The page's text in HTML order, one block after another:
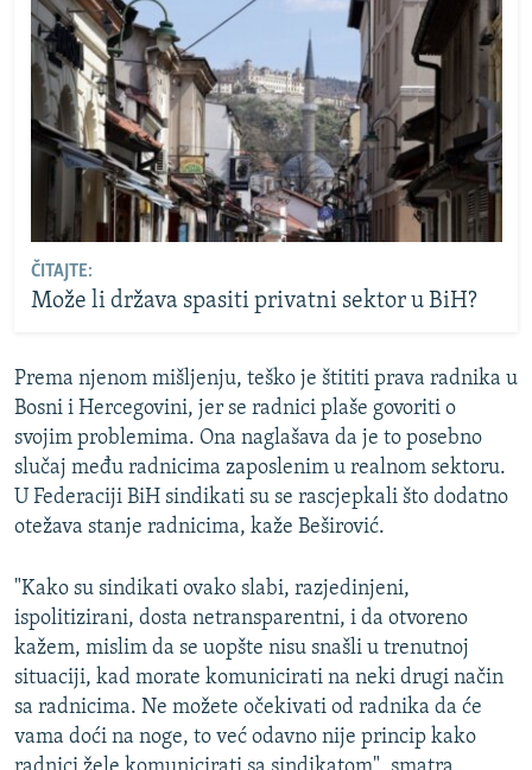
ČITAJTE:
Može li država spasiti privatni sektor u BiH?
Prema njenom mišljenju, teško je štititi prava radnika u
Bosni i Hercegovini, jer se radnici plaše govoriti o
svojim problemima. Ona naglašava da je to posebno
slučaj među radnicima zaposlenim u realnom sektoru.
U Federaciji BiH sindikati su se rascjepkali što dodatno
otežava stanje radnicima, kaže Beširović.
"Kako su sindikati ovako slabi, razjedinjeni,
ispolitizirani, dosta netransparentni, i da otvoreno
kažem, mislim da se uopšte nisu snašli u trenutnoj
situaciji, kad morate komunicirati na neki drugi način
sa radnicima. Ne možete očekivati od radnika da će
vama doći na noge, to već odavno nije princip kako